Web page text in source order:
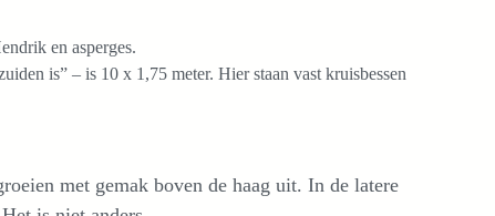
en asperges.
is” – is 10 x 1,75 meter. Hier staan vast kruisbessen
met gemak boven de haag uit. In de latere